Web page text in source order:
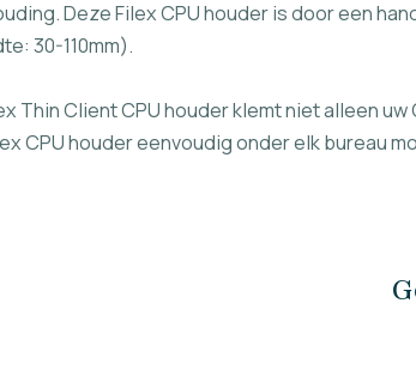
Deze Filex CPU houder is door een
30-110mm).
Thin Client CPU houder klemt niet alleen
CPU houder eenvoudig onder elk bureau